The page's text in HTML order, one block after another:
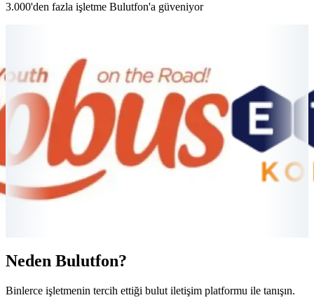
3.000'den fazla işletme Bulutfon'a güveniyor
Neden Bulutfon?
Binlerce işletmenin tercih ettiği bulut iletişim platformu ile tanışın.